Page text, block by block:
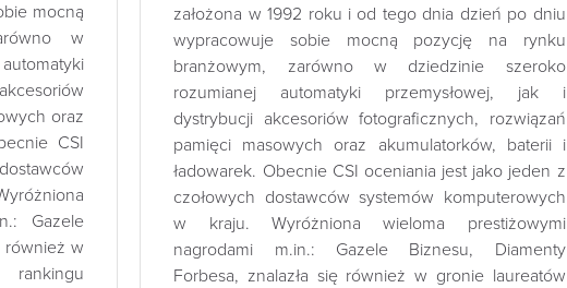
mocną
w
oraz
CSI
Gazele
również w
założona w 1992 roku i od tego dnia dzień po dniu
wypracowuje sobie mocną pozycję na rynku
branżowym, zarówno w dziedzinie szeroko
rozumianej automatyki przemysłowej, jak i
dystrybucji akcesoriów fotograficznych, rozwiązań
pamięci masowych oraz akumulatorków, baterii i
ładowarek. Obecnie CSI oceniania jest jako jeden z
czołowych dostawców systemów komputerowych
w kraju. Wyróżniona wieloma prestiżowymi
nagrodami m.in.: Gazele Biznesu, Diamenty
Forbesa, znalazła się również w gronie laureatów